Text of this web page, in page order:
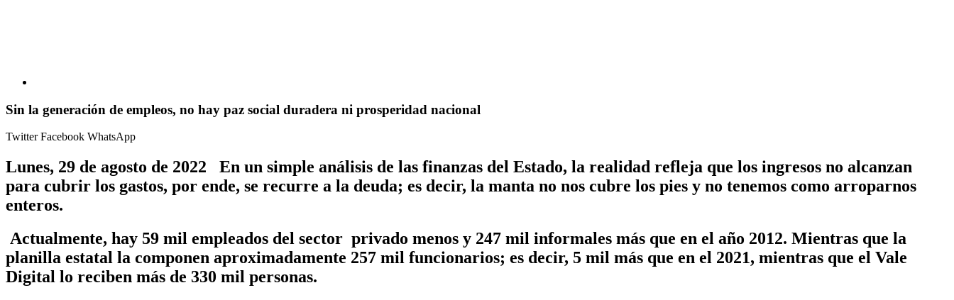
Sin la generación de empleos, no hay paz social duradera ni prosperidad nacional
TwitterFacebook WhatsApp
Lunes, 29 de agosto de 2022 En un simple análisis de las finanzas del Estado, la realidad refleja que los ingresos no alcanzan
para cubrir los gastos, por ende, se recurre a la deuda; es decir, la manta no nos cubre los pies y no tenemos como arroparnos
enteros.
Actualmente, hay 59 mil empleados del sector privado menos y 247 mil informales más que en el año 2012. Mientras que la
planilla estatal la componen aproximadamente 257 mil funcionarios; es decir, 5 mil más que en el 2021, mientras que el Vale
Digital lo reciben más de 330 mil personas.